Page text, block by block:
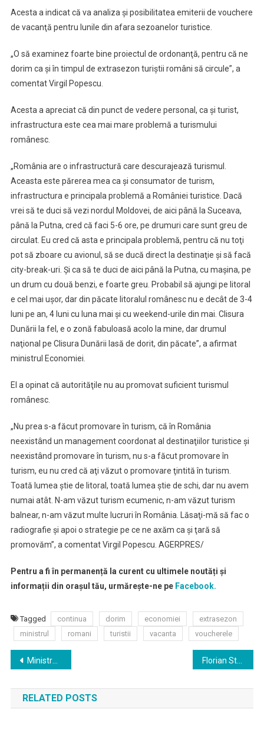
Acesta a indicat că va analiza şi posibilitatea emiterii de vouchere
de vacanţă pentru lunile din afara sezoanelor turistice.
„O să examinez foarte bine proiectul de ordonanţă, pentru că ne
dorim ca şi în timpul de extrasezon turiştii români să circule”, a
comentat Virgil Popescu.
Acesta a apreciat că din punct de vedere personal, ca şi turist,
infrastructura este cea mai mare problemă a turismului
românesc.
„România are o infrastructură care descurajează turismul.
Aceasta este părerea mea ca şi consumator de turism,
infrastructura e principala problemă a României turistice. Dacă
vrei să te duci să vezi nordul Moldovei, de aici până la Suceava,
până la Putna, cred că faci 5-6 ore, pe drumuri care sunt greu de
circulat. Eu cred că asta e principala problemă, pentru că nu toţi
pot să zboare cu avionul, să se ducă direct la destinaţie şi să facă
city-break-uri. Şi ca să te duci de aici până la Putna, cu maşina, pe
un drum cu două benzi, e foarte greu. Probabil să ajungi pe litoral
e cel mai uşor, dar din păcate litoralul românesc nu e decât de 3-4
luni pe an, 4 luni cu luna mai şi cu weekend-urile din mai. Clisura
Dunării la fel, e o zonă fabuloasă acolo la mine, dar drumul
naţional pe Clisura Dunării lasă de dorit, din păcate”, a afirmat
ministrul Economiei.
El a opinat că autorităţile nu au promovat suficient turismul
românesc.
„Nu prea s-a făcut promovare în turism, că în România
neexistând un management coordonat al destinaţiilor turistice şi
neexistând promovare în turism, nu s-a făcut promovare în
turism, eu nu cred că aţi văzut o promovare ţintită în turism.
Toată lumea ştie de litoral, toată lumea ştie de schi, dar nu avem
numai atât. N-am văzut turism ecumenic, n-am văzut turism
balnear, n-am văzut multe lucruri în România. Lăsaţi-mă să fac o
radiografie şi apoi o strategie pe ce ne axăm ca şi ţară să
promovăm”, a comentat Virgil Popescu. AGERPRES/
Pentru a fi în permanență la curent cu ultimele noutăți și
informații din orașul tău, urmărește-ne peFacebook.
Tagged continua dorim economiei
extrasezon
ministrul
romani turistii vacanta voucherele
Navigare
în
articole
Ministrul Ciucă: MApN a demarat un proces de analiză a soluţiilor pentru eliminarea inechităţilor în calculul pensiilor militare
RELATED POSTS